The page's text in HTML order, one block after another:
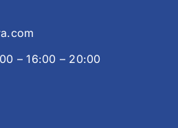
– 16:00 – 20:00